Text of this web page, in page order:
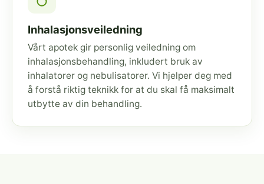
Inhalasjonsveiledning
Vårt apotek gir personlig veiledning om
inhalasjonsbehandling, inkludert bruk av
inhalatorer og nebulisatorer. Vi hjelper deg med
å forstå riktig teknikk for at du skal få maksimalt
utbytte av din behandling.